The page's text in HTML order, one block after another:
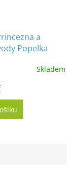
a
Popelka
Skladem